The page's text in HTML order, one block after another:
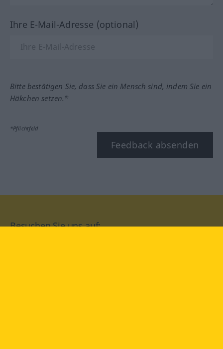
Ihre E-Mail-Adresse (optional)
Bitte bestätigen Sie, dass Sie ein Mensch sind, indem Sie ein
Häkchen setzen.*
*Pflichtfeld
Feedback absenden
Besuchen Sie uns auf: